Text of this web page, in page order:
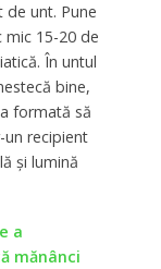
unt. Pune
15-20 de
În untul
bine,
formată să
un recipient
şi lumină
a
mănânci